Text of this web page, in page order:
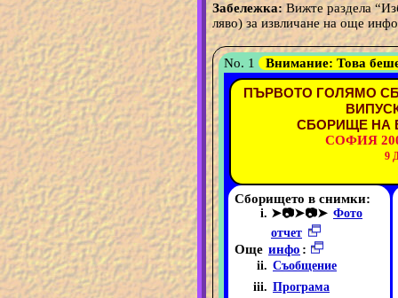
Забележка:Вижте раздела
ляво) за извличане на още
No. 1 Внимание: Това
ПЪРВОТО ГОЛЯМО
СБОРИЩЕ НА
СОФИЯ
9
Сборището в снимки:
➤📷➤📷➤ Фото
отчет
Още инфо :
Съобщение
Програма